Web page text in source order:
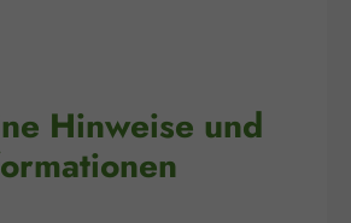
Hinweise und